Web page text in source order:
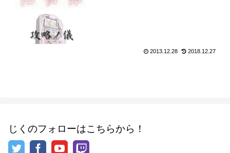
2013.12.28 2018.12.27
じくのフォローはこちらから！